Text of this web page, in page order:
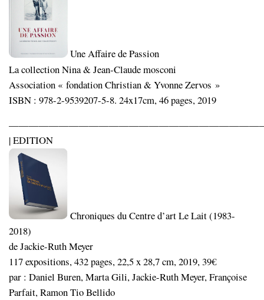
Une Affaire de Passion
La collection Nina & Jean-Claude mosconi
Association « fondation Christian & Yvonne Zervos »
ISBN : 978-2-9539207-5-8. 24x17cm, 46 pages, 2019
| EDITION
Chroniques du Centre d’art Le Lait (1983-
2018)
de Jackie-Ruth Meyer
117 expositions, 432 pages, 22,5 x 28,7 cm, 2019, 39€
par : Daniel Buren, Marta Gili, Jackie-Ruth Meyer, Françoise
Parfait, Ramon Tio Bellido